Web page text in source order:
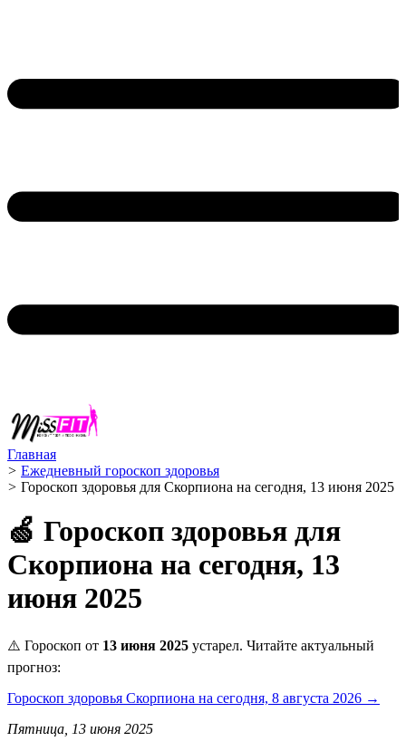
Главная
> Ежедневный гороскоп здоровья
> Гороскоп здоровья для Скорпиона на сегодня, 13 июня 2025
🍏 Гороскоп здоровья для
Скорпиона на сегодня, 13
июня 2025
⚠️ Гороскоп от 13 июня 2025 устарел. Читайте актуальный
прогноз:
Гороскоп здоровья Скорпиона на сегодня, 8 августа 2026 →
Пятница, 13 июня 2025